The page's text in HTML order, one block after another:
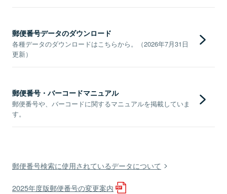
郵便番号データのダウンロード
各種データのダウンロードはこちらから。（2026年7月31日
更新）
郵便番号・バーコードマニュアル
郵便番号や、バーコードに関するマニュアルを掲載していま
す。
郵便番号検索に使用されているデータについて
2025年度版郵便番号の変更案内